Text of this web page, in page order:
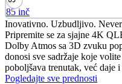
85 inč
Inovativno. Uzbudljivo.
Pripremite se za sjajne 4K
Dolby Atmos sa 3D zvuku
donosi sve sadržaje koje
poboljšava trenutak, već daje
Pogledajte sve prednosti